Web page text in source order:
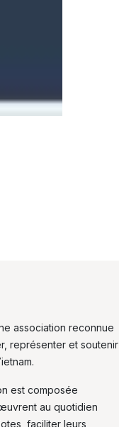
association reconnue
représenter et soutenir
est composée
au quotidien
faciliter leurs